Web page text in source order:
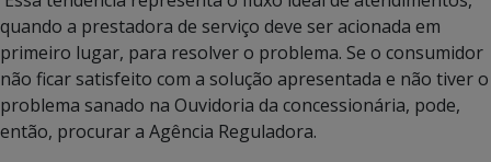
quando a prestadora de serviço deve ser acionada em
primeiro lugar, para resolver o problema. Se o consumidor
não ficar satisfeito com a solução apresentada e não tiver o
problema sanado na Ouvidoria da concessionária, pode,
então, procurar a Agência Reguladora.